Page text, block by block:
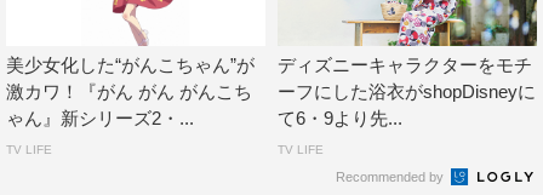
んま」すぎます。こんなかわいいツムなのに、音楽がエレ
クトリカルなテクノだったり、ギンギンなギターロックだ
ったりするから楽しいのです。キーワードは「意外性」。
これに尽きます。
美少女化した“がんこちゃん”が
激カワ！『がん がん がんこち
ゃん』新シリーズ2・...
TV LIFE
ディズニーキャラクターをモチ
ーフにした浴衣がshopDisneyに
て6・9より先...
TV LIFE
Recommended by